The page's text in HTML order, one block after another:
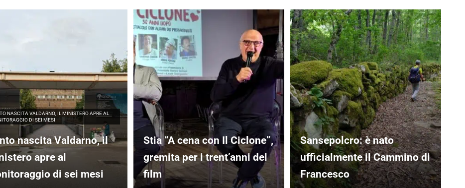
NASCITA VALDARNO, IL MINISTERO APRE AL
DI SEI MESI
nascita Valdarno, il
apre al
di sei mesi
Stia “A cena con Il Ciclone”,
gremita per i trent’anni del
film
Sansepolcro: è nato
ufficialmente il Cammino di
Francesco